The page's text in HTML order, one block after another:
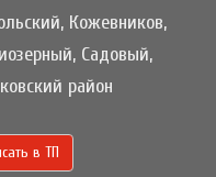
Кожевников,
Садовый,
район
в ТП